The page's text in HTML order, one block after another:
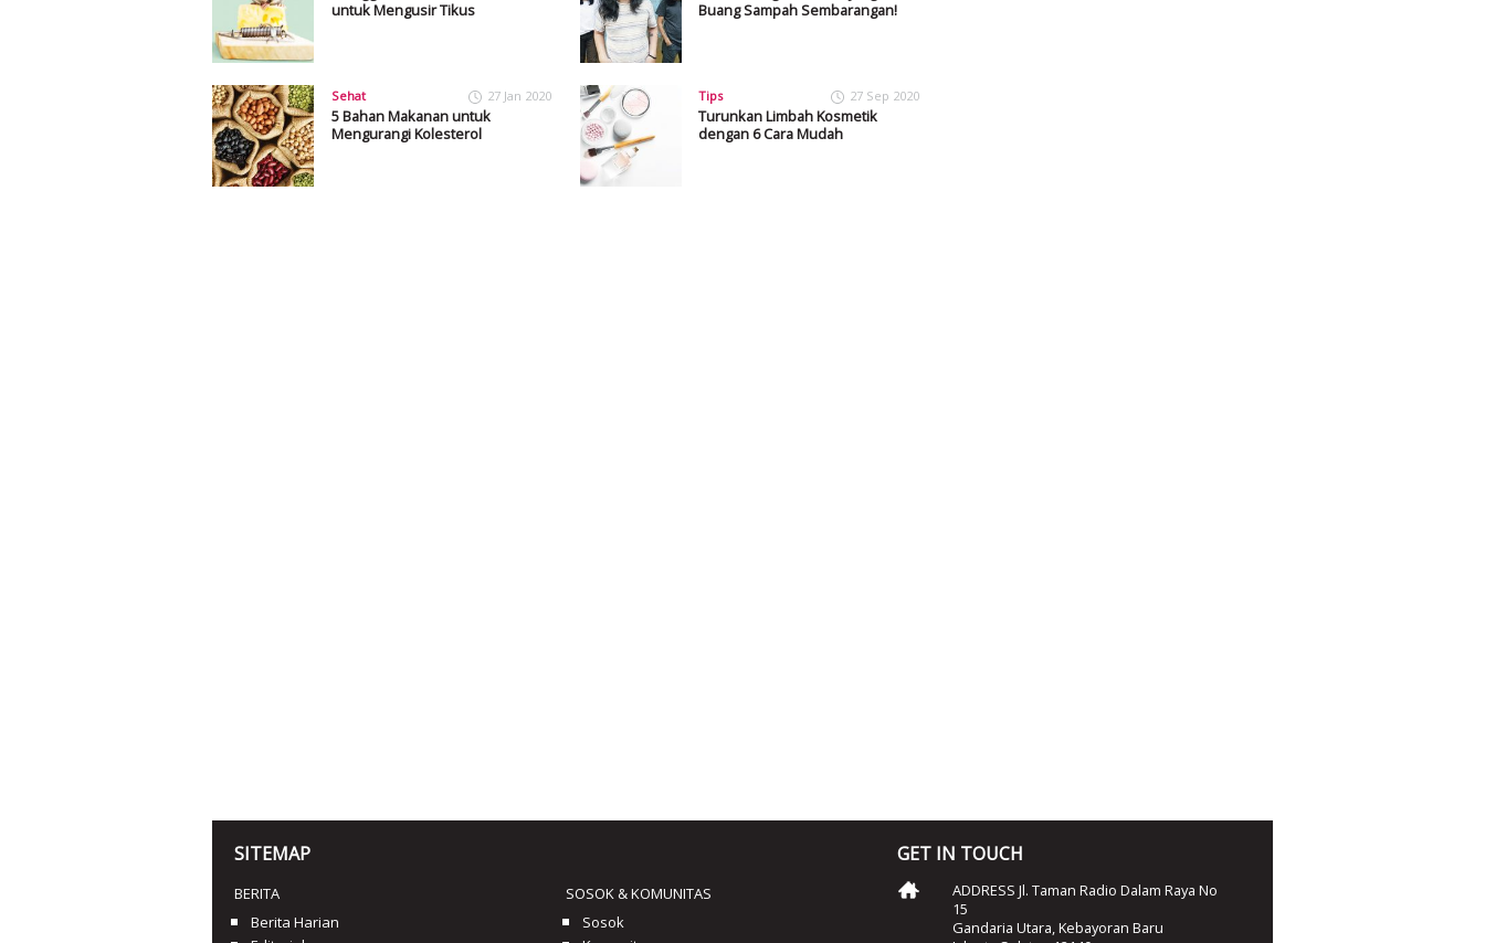
untuk Mengusir Tikus
Sehat 27 Jan 2020
5 Bahan Makanan untuk
Mengurangi Kolesterol
Buang Sampah Sembarangan!
Tips 27 Sep 2020
Turunkan Limbah Kosmetik
dengan 6 Cara Mudah
SITEMAP
BERITA
Berita Harian
SOSOK & KOMUNITAS
Sosok
GET IN TOUCH
ADDRESS Jl. Taman Radio Dalam Raya No
15
Gandaria Utara, Kebayoran Baru